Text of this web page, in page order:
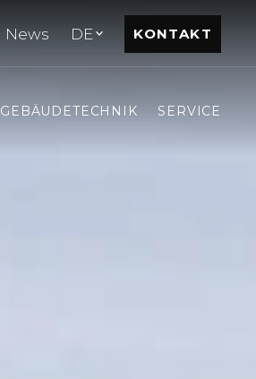
News DE KONTAKT
GEBÄUDETECHNIK SERVICE